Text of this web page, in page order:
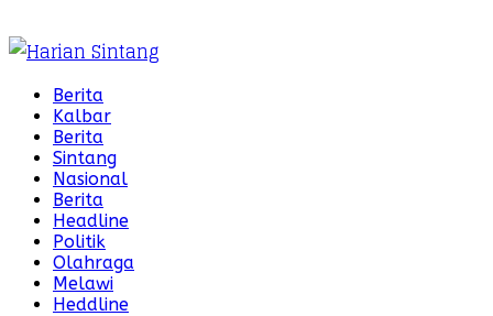
Berita
Kalbar
Berita
Sintang
Nasional
Berita
Headline
Politik
Olahraga
Melawi
Heddline